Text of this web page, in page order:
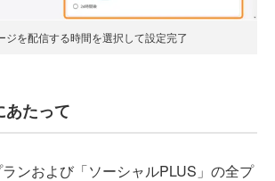
ジを配信する時間を選択して設定完了
あたって
ンおよび「ソーシャルPLUS」の全プ